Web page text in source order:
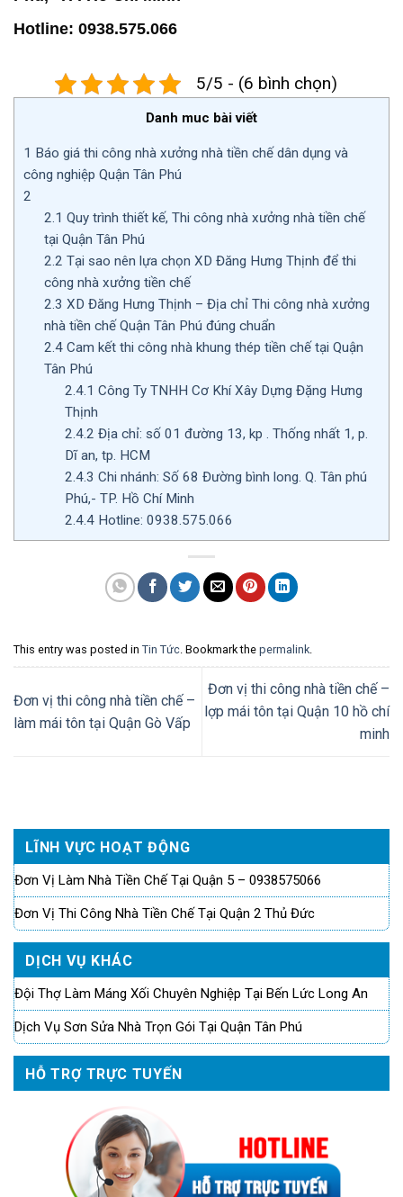
Hotline: 0938.575.066
5/5 - (6 bình chọn)
Danh muc bài viết
1 Báo giá thi công nhà xưởng nhà tiền chế dân dụng và
công nghiệp Quận Tân Phú
2
2.1 Quy trình thiết kế, Thi công nhà xưởng nhà tiền chế
tại Quận Tân Phú
2.2 Tại sao nên lựa chọn XD Đăng Hưng Thịnh để thi
công nhà xưởng tiền chế
2.3 XD Đăng Hưng Thịnh – Địa chỉ Thi công nhà xưởng
nhà tiền chế Quận Tân Phú đúng chuẩn
2.4Cam kết thi công nhà khung thép tiền chế tại Quận
Tân Phú
2.4.1 Công Ty TNHH Cơ Khí Xây Dựng Đặng Hưng
Thịnh
2.4.2 Địa chỉ: số 01 đường 13, kp . Thống nhất 1, p.
Dĩ an, tp. HCM
2.4.3 Chi nhánh: Số 68 Đường bình long. Q. Tân phú
Phú,- TP. Hồ Chí Minh
2.4.4Hotline: 0938.575.066
This entry was posted in Tin Tức. Bookmark the permalink.
Đơn vị thi công nhà tiền chế –
làm mái tôn tại Quận Gò Vấp
Đơn vị thi công nhà tiền chế –
lợp mái tôn tại Quận 10 hồ chí
minh
LĨNH VỰC HOẠT ĐỘNG
Đơn Vị Làm Nhà Tiền Chế Tại Quận 5 – 0938575066
Đơn Vị Thi Công Nhà Tiền Chế Tại Quận 2 Thủ Đức
DỊCH VỤ KHÁC
Đội Thợ Làm Máng Xối Chuyên Nghiệp Tại Bến Lức Long An
Dịch Vụ Sơn Sửa Nhà Trọn Gói Tại Quận Tân Phú
HỖ TRỢ TRỰC TUYẾN